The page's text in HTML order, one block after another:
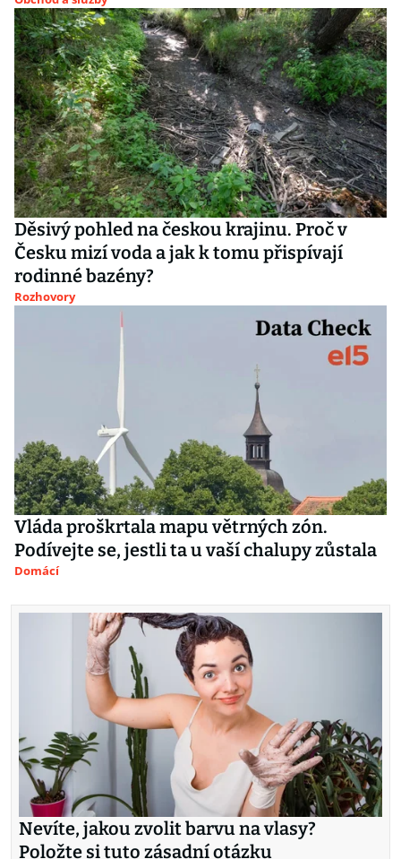
Děsivý pohled na českou krajinu. Proč v
Česku mizí voda a jak k tomu přispívají
rodinné bazény?
Rozhovory
Vláda proškrtala mapu větrných zón.
Podívejte se, jestli ta u vaší chalupy zůstala
Domácí
Nevíte, jakou zvolit barvu na vlasy?
Položte si tuto zásadní otázku